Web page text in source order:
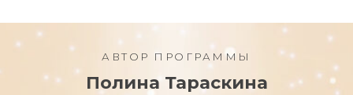
Полина Тараскина
АВТОР ПРОГРАММЫ